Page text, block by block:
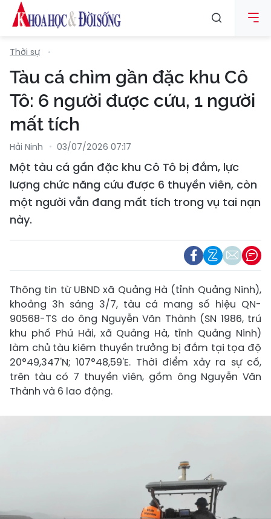
Thời sự
Tàu cá chìm gần đặc khu Cô
Tô: 6 người được cứu, 1 người
mất tích
Hải Ninh 03/07/2026 07:17
Một tàu cá gần đặc khu Cô Tô bị đắm, lực
lượng chức năng cứu được 6 thuyền viên, còn
một người vẫn đang mất tích trong vụ tai nạn
này.
Thông tin từ UBND xã Quảng Hà (tỉnh Quảng Ninh),
khoảng 3h sáng 3/7, tàu cá mang số hiệu QN-
90568-TS do ông Nguyễn Văn Thành (SN 1986, trú
khu phố Phú Hải, xã Quảng Hà, tỉnh Quảng Ninh)
làm chủ tàu kiêm thuyền trưởng bị đắm tại tọa độ
20°49,347'N; 107°48,59'E. Thời điểm xảy ra sự cố,
trên tàu có 7 thuyền viên, gồm ông Nguyễn Văn
Thành và 6 lao động.